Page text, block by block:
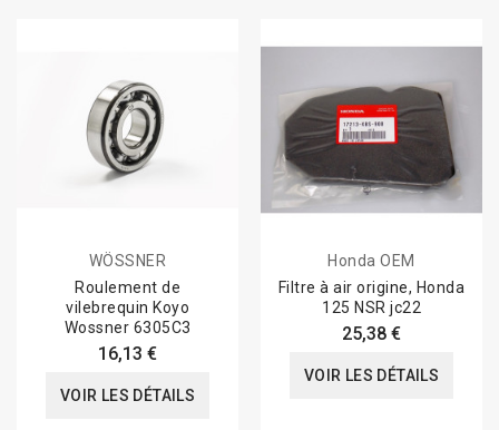
WÖSSNER
Roulement de
vilebrequin Koyo
Wossner 6305C3
16,13 €
VOIR LES DÉTAILS
Honda OEM
Filtre à air origine, Honda
125 NSR jc22
25,38 €
VOIR LES DÉTAILS